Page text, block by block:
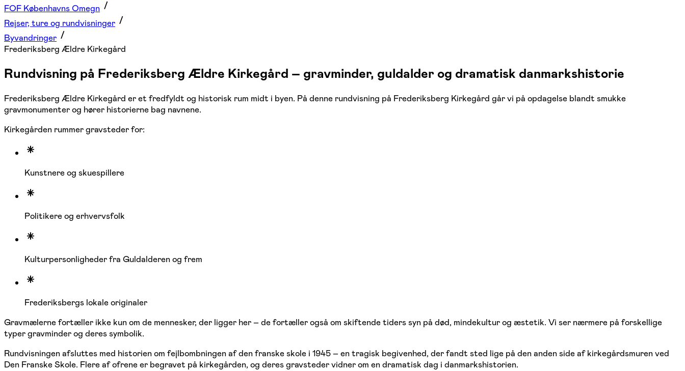
FOF Københavns Omegn
Rejser, ture og rundvisninger
Byvandringer
Frederiksberg Ældre Kirkegård
Rundvisning på Frederiksberg Ældre Kirkegård – gravminder, guldalder og dramatisk danmarkshistorie
Frederiksberg Ældre Kirkegård er et fredfyldt og historisk rum midt i byen. På denne rundvisning på Frederiksberg Kirkegård går vi på opdagelse blandt smukke
gravmonumenter og hører historierne bag navnene.
Kirkegården rummer gravsteder for:
Kunstnere og skuespillere
Politikere og erhvervsfolk
Kulturpersonligheder fra Guldalderen og frem
Frederiksbergs lokale originaler
Gravmælerne fortæller ikke kun om de mennesker, der ligger her – de fortæller også om skiftende tiders syn på død, mindekultur og æstetik. Vi ser nærmere på forskellige
typer gravminder og deres symbolik.
Rundvisningen afsluttes med historien om fejlbombningen af den franske skole i 1945 – en tragisk begivenhed, der fandt sted lige på den anden side af kirkegårdsmuren ved
Den Franske Skole. Flere af ofrene er begravet på kirkegården, og deres gravsteder vidner om en dramatisk dag i danmarkshistorien.